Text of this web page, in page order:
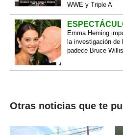
WWE y Triple A
Emma Heming
la investigación de
padece Bruce Willis
Otras noticias que te